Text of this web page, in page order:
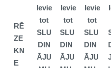
RĒ
ZE
KN
E
Ievie
tot
SLU
DIN
ĀJU
Ievie
tot
SLU
DIN
ĀJU
Ievie
tot
SLU
DIN
ĀJU